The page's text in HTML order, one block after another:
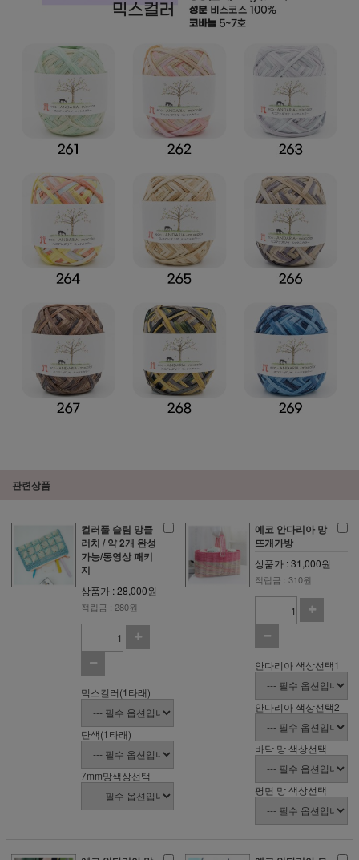
관련상품
컬러풀 슬림 망클
러치 / 약 2개 완성
가능/동영상 패키
지
상품가 : 28,000원
적립금 : 280원
믹스컬러(1타래)
단색(1타래)
7mm망색상선택
에코 안다리아 망
뜨개가방
상품가 : 31,000원
적립금 : 310원
안다리아 색상선택1
안다리아 색상선택2
바닥 망 색상선택
평면 망 색상선택